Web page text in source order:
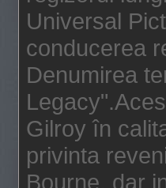
Universal
conducerea
Denumirea
Gilroy în
privinta
Bourne, dar